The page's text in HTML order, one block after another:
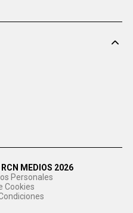
MEDIOS 2026
Personales
Cookies